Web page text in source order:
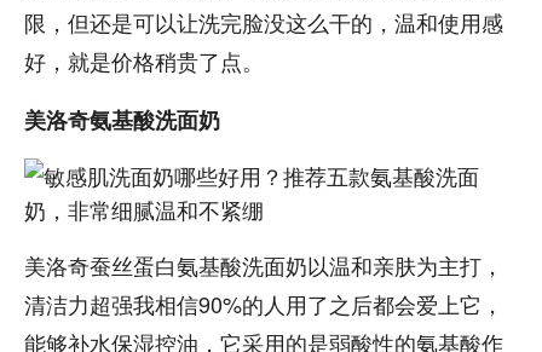
限，但还是可以让洗完脸没这么干的，温和使用感
好，就是价格稍贵了点。
美洛奇氨基酸洗面奶
美洛奇蚕丝蛋白氨基酸洗面奶以温和亲肤为主打，
清洁力超强我相信90%的人用了之后都会爱上它，
能够补水保湿控油，它采用的是弱酸性的氨基酸作